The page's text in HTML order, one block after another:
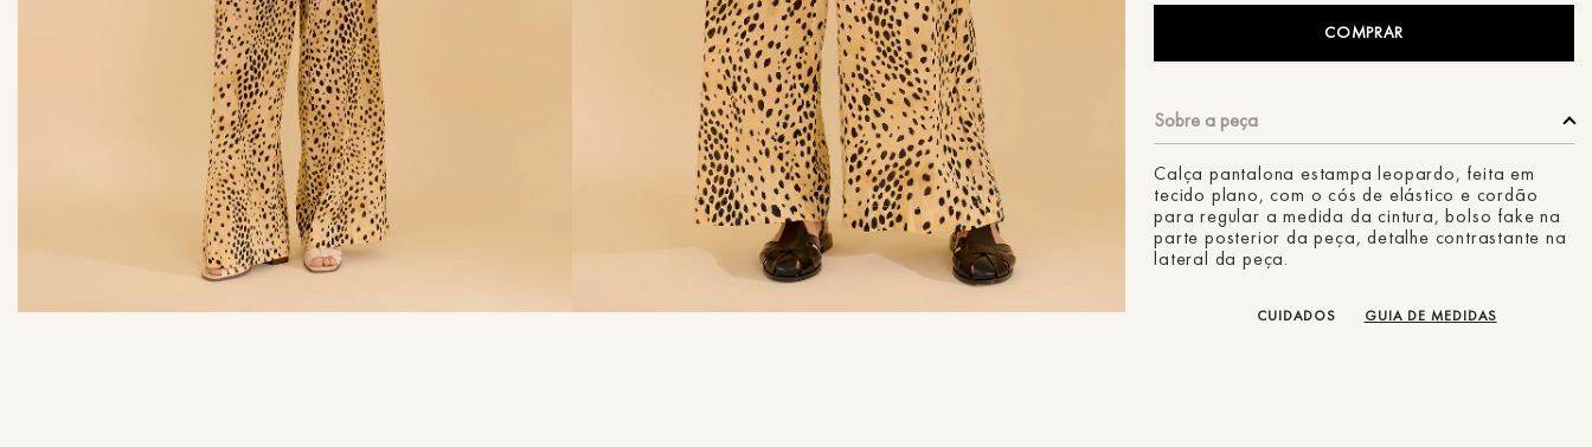
COMPRAR
Calça pantalona estampa leopardo, feita em
tecido plano, com o cós de elástico e cordão
para regular a medida da cintura, bolso fake na
parte posterior da peça, detalhe contrastante na
lateral da peça.
CUIDADOS GUIA DE MEDIDAS